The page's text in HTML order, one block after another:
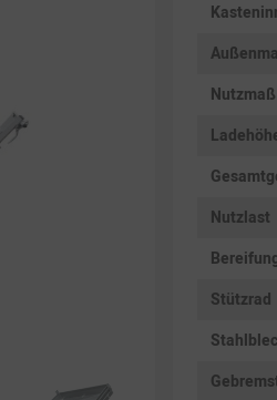
Nutzmaß
Nutzlast
Stützrad